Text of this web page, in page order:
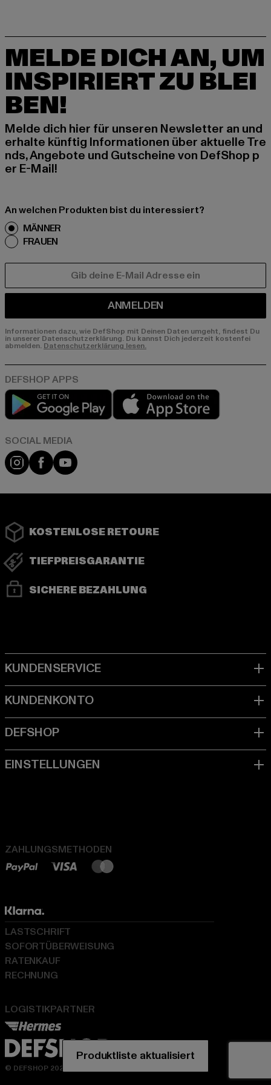
MELDE DICH AN, UM
INSPIRIERT ZU BLEI
BEN!
Melde dich hier für unseren Newsletter an und
erhalte künftig Informationen über aktuelle Tre
nds, Angebote und Gutscheine von DefShop p
er E-Mail!
An welchen Produkten bist du interessiert?
MÄNNER
FRAUEN
ANMELDEN
Informationen dazu, wie DefShop mit Deinen Daten umgeht, findest Du
in unserer Datenschutzerklärung. Du kannst Dich jederzeit kostenfei
abmelden. Datenschutzerklärung lesen.
Play market
Instagram
FacebookYouTube
KOSTENLOSE RETOURE
TIEFPREISGARANTIE
SICHERE BEZAHLUNG
ZAHLUNGSMETHODEN
LOGISTIKPARTNER
LASTSCHRIFT
SOFORTÜBERWEISUNG
RATENKAUF
RECHNUNG
© DEFSHOP 2026. Alle Rechte vorbehalten